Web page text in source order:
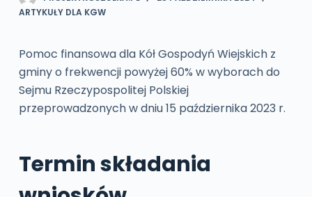
cARTYKUŁY DLA KGW
Pomoc finansowa dla Kół Gospodyń Wiejskich z
gminy o frekwencji powyżej 60% w wyborach do
Sejmu Rzeczypospolitej Polskiej
przeprowadzonych w dniu 15 października 2023 r.
Termin składania